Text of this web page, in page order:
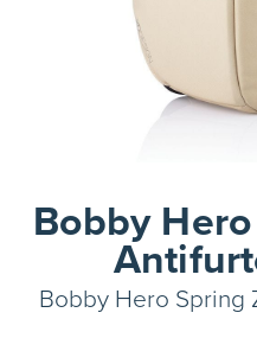
Bobby
Bobby Hero Spring